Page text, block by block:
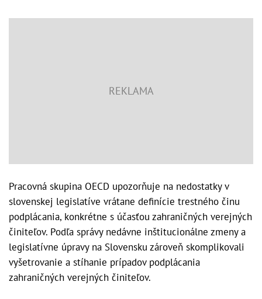
Pracovná skupina OECD upozorňuje na nedostatky v
slovenskej legislatíve vrátane definície trestného činu
podplácania, konkrétne s účasťou zahraničných verejných
činiteľov. Podľa správy nedávne inštitucionálne zmeny a
legislatívne úpravy na Slovensku zároveň skomplikovali
vyšetrovanie a stíhanie prípadov podplácania
zahraničných verejných činiteľov.